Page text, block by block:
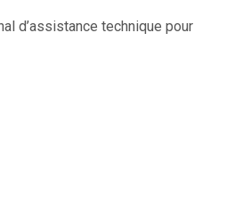
d’assistance technique pour